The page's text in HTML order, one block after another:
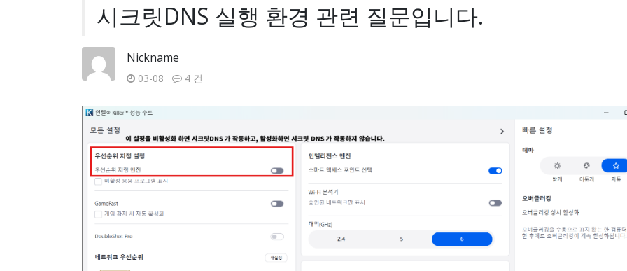
맞춤형 프로그램 개발을 지금 바로 의뢰하세요
시크릿DNS 실행 환경 관련 질문입니다.
Nickname
03-08 4 건